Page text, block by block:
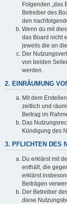
Folgenden „das
Betreiber des
den
Wenn du mit
das Board nicht
jeweils die an
Der
von beiden
werden.
2. EINRÄUMUNG
Mit dem
zeitlich und
Beitrag im
Das
Kündigung des
3. PFLICHTEN DES
Du erklärst mit
enthält, die
erklärst
Beiträgen
Der Betreiber
diese